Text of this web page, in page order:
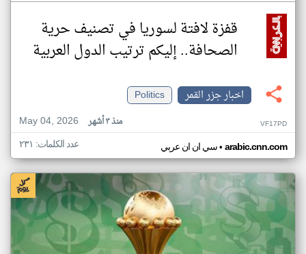
قفزة لافتة لسوريا في تصنيف حرية
الصحافة.. إليكم ترتيب الدول العربية
اخبار جزر القمر
Politics
May 04, 2026
منذ ٣ أشهر VF17PD
سي ان ان عربي• arabic.cnn.com عدد الكلمات: ٢٣١